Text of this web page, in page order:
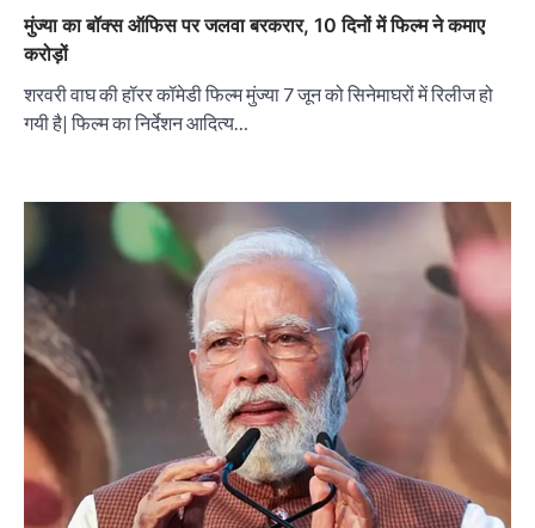
मुंज्या का बॉक्स ऑफिस पर जलवा बरकरार, 10 दिनों में फिल्म ने कमाए
करोड़ों
शरवरी वाघ की हॉरर कॉमेडी फिल्म मुंज्या 7 जून को सिनेमाघरों में रिलीज हो
गयी है| फिल्म का निर्देशन आदित्य…